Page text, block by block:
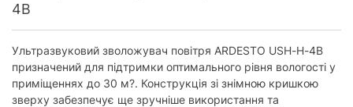
4B
Ультразвуковий зволожувач повітря ARDESTO USH-H-4B
призначений для підтримки оптимального рівня вологості у
приміщеннях до 30 м?. Конструкція зі знімною кришкою
зверху забезпечує ще зручніше використання та